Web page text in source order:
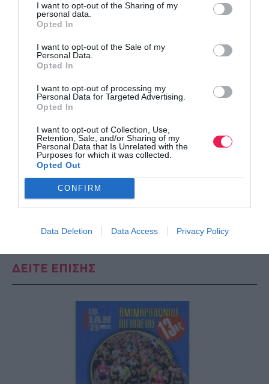
I want to opt-out of the Sharing of my
personal data.
Opted In
I want to opt-out of the Sale of my
Personal Data.
Opted In
I want to opt-out of processing my
Personal Data for Targeted Advertising.
Opted In
I want to opt-out of Collection, Use,
Retention, Sale, and/or Sharing of my
Personal Data that Is Unrelated with the
Purposes for which it was collected.
Opted Out
CONFIRM
Data Deletion Data Access Privacy Policy
ΔΕΙΤΕ ΕΠΙΣΗΣ